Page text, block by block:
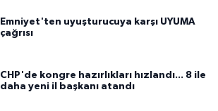
Emniyet'ten uyuşturucuya karşı UYUMA
çağrısı
CHP'de kongre hazırlıkları hızlandı... 8 ile
daha yeni il başkanı atandı